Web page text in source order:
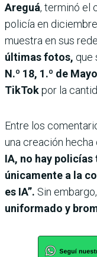
Areguá, terminó el
policía en
muestra en sus
últimas fotos, que
N.º 18, 1.º de Mayo
TikTokpor la
Entre los
una creación hecha
IA, no hay policías
únicamente a la
es IA”. Sin
uniformado y